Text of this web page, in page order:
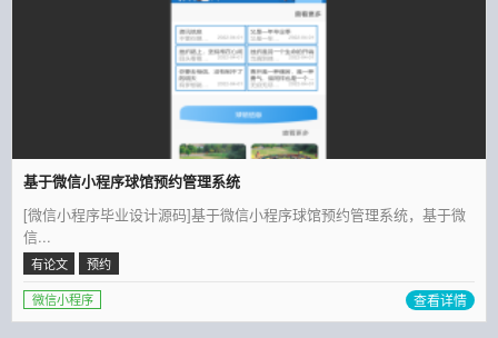
基于微信小程序球馆预约管理系统
[微信小程序毕业设计源码]基于微信小程序球馆预约管理系统，基于微
信...
有论文 预约
微信小程序 查看详情